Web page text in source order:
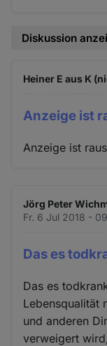
Diskussion
Heiner E aus K
Anzeige ist
Anzeige ist
Jörg Peter
Fr. 6 Jul 2018 -
Das es
Das es
Lebensqualität
und anderen
verweigert